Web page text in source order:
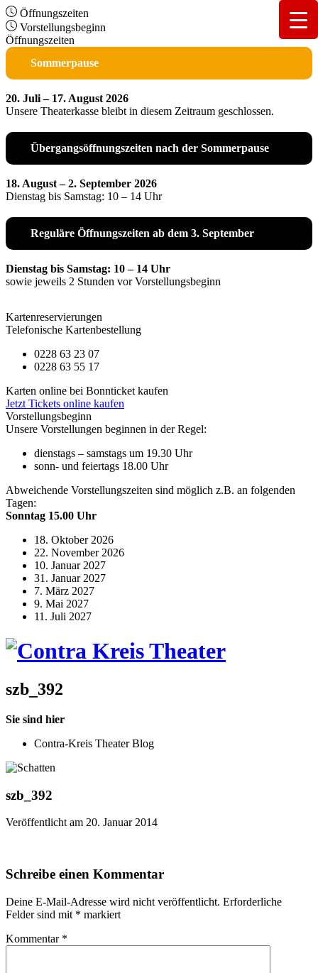
Öffnungszeiten
Vorstellungsbeginn
Öffnungszeiten
Sommerpause
20. Juli – 17. August 2026
Unsere Theaterkasse bleibt in diesem Zeitraum geschlossen.
Übergangsöffnungszeiten nach der Sommerpause
18. August – 2. September 2026
Dienstag bis Samstag: 10 – 14 Uhr
Reguläre Öffnungszeiten ab dem 3. September
Dienstag bis Samstag: 10 – 14 Uhr
sowie jeweils 2 Stunden vor Vorstellungsbeginn
Kartenreservierungen
Telefonische Kartenbestellung
0228 63 23 07
0228 63 55 17
Karten online bei Bonnticket kaufen
Jetzt Tickets online kaufen
Vorstellungsbeginn
Unsere Vorstellungen beginnen in der Regel:
dienstags – samstags um 19.30 Uhr
sonn- und feiertags 18.00 Uhr
Abweichende Vorstellungszeiten sind möglich z.B. an folgenden
Tagen:
Sonntag 15.00 Uhr
18. Oktober 2026
22. November 2026
10. Januar 2027
31. Januar 2027
7. März 2027
9. Mai 2027
11. Juli 2027
szb_392
Sie sind hier
Contra-Kreis Theater Blog
szb_392
Veröffentlicht am 20. Januar 2014
Schreibe einen Kommentar
Deine E-Mail-Adresse wird nicht veröffentlicht. Erforderliche
Felder sind mit * markiert
Kommentar *